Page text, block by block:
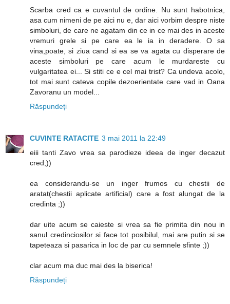
Scarba cred ca e cuvantul de ordine. Nu sunt habotnica,
asa cum nimeni de pe aici nu e, dar aici vorbim despre niste
simboluri, de care ne agatam din ce in ce mai des in aceste
vremuri grele si pe care ea le ia in deradere. O sa
vina,poate, si ziua cand si ea se va agata cu disperare de
aceste simboluri pe care acum le murdareste cu
vulgaritatea ei... Si stiti ce e cel mai trist? Ca undeva acolo,
tot mai sunt cateva copile dezoerientate care vad in Oana
Zavoranu un model...
Răspundeți
CUVINTE RATACITE 3 mai 2011 la 22:49
eiii tanti Zavo vrea sa parodieze ideea de inger decazut
cred;))
ea considerandu-se un inger frumos cu chestii de
aratat(chestii aplicate artificial) care a fost alungat de la
credinta ;))
dar uite acum se caieste si vrea sa fie primita din nou in
sanul credinciosilor si face tot posibilul, mai are putin si se
tapeteaza si pasarica in loc de par cu semnele sfinte ;))
clar acum ma duc mai des la biserica!
Răspundeți